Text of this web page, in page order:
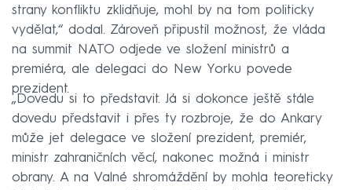
strany konfliktu zklidňuje, mohl by na tom politicky
vydělat,“ dodal. Zároveň připustil možnost, že vláda
na summit NATO odjede ve složení ministrů a
premiéra, ale delegaci do New Yorku povede
prezident.
„Dovedu si to představit. Já si dokonce ještě stále
dovedu představit i přes ty rozbroje, že do Ankary
může jet delegace ve složení prezident, premiér,
ministr zahraničních věcí, nakonec možná i ministr
obrany. A na Valné shromáždění by mohla teoreticky